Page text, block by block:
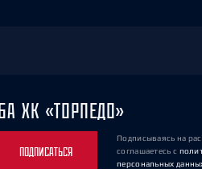
ХК «ТОРПЕДО»
ПОДПИСАТЬСЯ
Подписываясь на
соглашаетесь с
персональных